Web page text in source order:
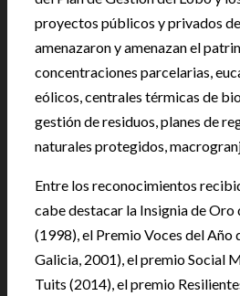
proyectos públicos y privados
amenazaron y amenazan el
concentraciones parcelarias,
eólicos, centrales térmicas de
gestión de residuos, planes de
naturales protegidos,
Entre los reconocimientos
cabe destacar la Insignia de Oro
(1998), el Premio Voces del Año
Galicia, 2001), el premio Social
Tuits (2014), el premio